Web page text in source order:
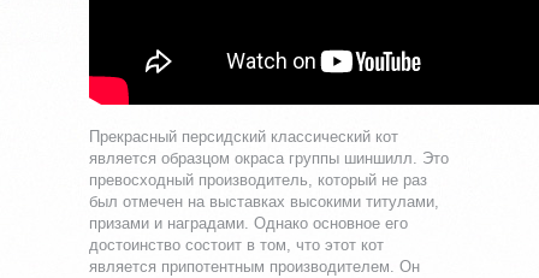
Прекрасный персидский классический кот
является образцом окраса группы шиншилл. Это
превосходный производитель, который не раз
был отмечен на выставках высокими титулами,
призами и наградами. Однако основное его
достоинство состоит в том, что этот кот
является припотентным производителем. Он